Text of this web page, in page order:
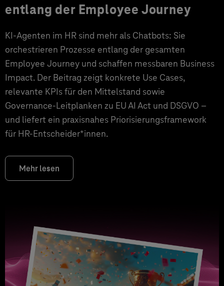
entlang der Employee Journey
KI‑Agenten im HR sind mehr als Chatbots: Sie
orchestrieren Prozesse entlang der gesamten
Employee Journey und schaffen messbaren Business
Impact. Der Beitrag zeigt konkrete Use Cases,
relevante KPIs für den Mittelstand sowie
Governance‑Leitplanken zu EU AI Act und DSGVO –
und liefert ein praxisnahes Priorisierungsframework
für HR‑Entscheider*innen.
Mehr lesen